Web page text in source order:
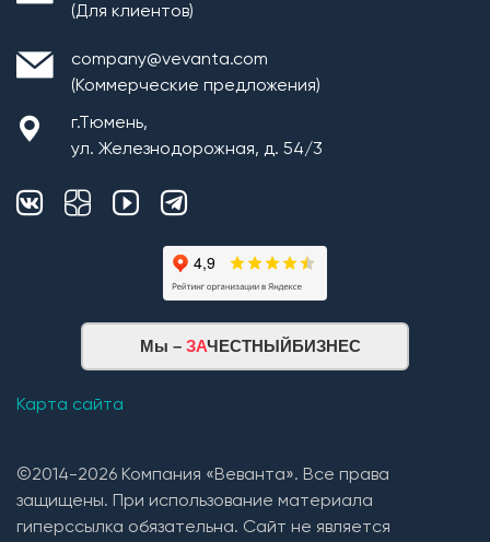
1. Монтаж стропильной системы из пиломатериала
2. Монтаж покрытия кровли из: Гибкой черепицы
(Технониколь, Дёке) и Металлочерепицы (в
зависимости от проекта и предпочтений Заказчика).
3. Устройство вентиляции подкровельного
4. Устройство естественной вентиляции (сан.узлы,
постирочная, котельная, кухонная зона, гараж,
погреб) с монтажом кровельных вент.выходов и
прокладкой трасс из труб 110 диаметра.
(Для клиентов)
company@vevanta.com
(Коммерческие предложения)
г.Тюмень,
ул. Железнодорожная, д. 54/3
Мы – ЗАЧЕСТНЫЙБИЗНЕС
Карта сайта
©2014-2026 Компания «Веванта». Все права
защищены. При использование материала
гиперссылка обязательна. Сайт не является